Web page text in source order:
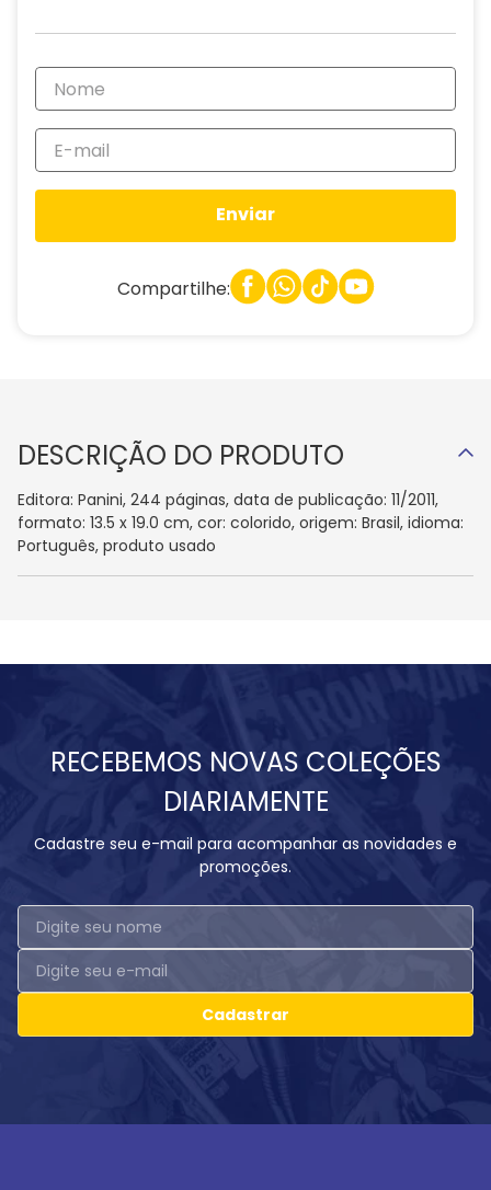
Enviar
Compartilhe:
DESCRIÇÃO DO PRODUTO
Editora: Panini, 244 páginas, data de publicação: 11/2011,
formato: 13.5 x 19.0 cm, cor: colorido, origem: Brasil, idioma:
Português, produto usado
RECEBEMOS NOVAS COLEÇÕES
DIARIAMENTE
Cadastre seu e-mail para acompanhar as novidades e
promoções.
Cadastrar